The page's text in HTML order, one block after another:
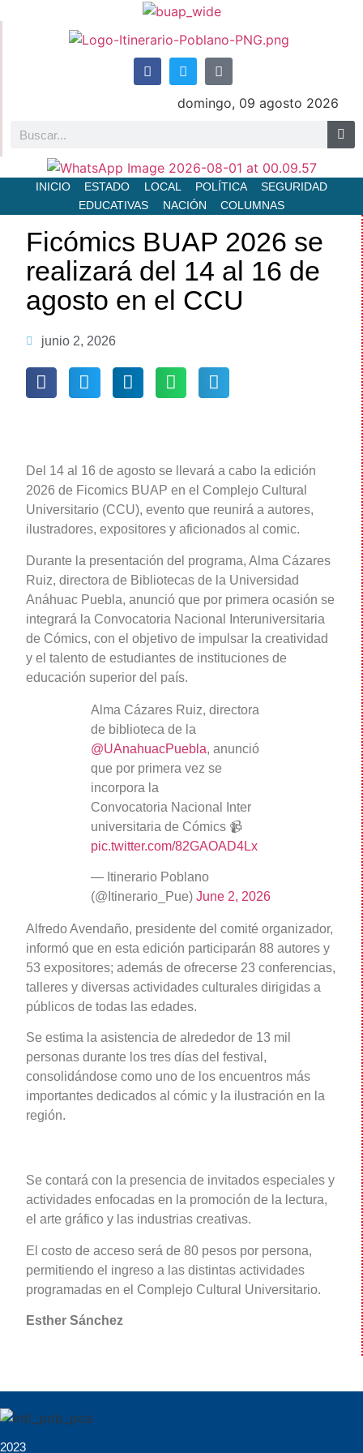
domingo, 09 agosto 2026
INICIO ESTADO LOCAL POLÍTICA
SEGURIDAD
EDUCATIVAS
NACIÓN COLUMNAS
Ficómics BUAP 2026 se
realizará del 14 al 16 de
agosto en el CCU
junio 2, 2026
Del 14 al 16 de agosto se llevará a cabo la edición
2026 de Ficomics BUAP en el Complejo Cultural
Universitario (CCU), evento que reunirá a autores,
ilustradores, expositores y aficionados al comic.
Durante la presentación del programa, Alma Cázares
Ruiz, directora de Bibliotecas de la Universidad
Anáhuac Puebla, anunció que por primera ocasión se
integrará la Convocatoria Nacional Interuniversitaria
de Cómics, con el objetivo de impulsar la creatividad
y el talento de estudiantes de instituciones de
educación superior del país.
Alma Cázares Ruiz, directora
de biblioteca de la
@UAnahuacPuebla, anunció
que por primera vez se
incorpora la
Convocatoria Nacional Inter
universitaria de Cómics 📹
pic.twitter.com/82GAOAD4Lx
— Itinerario Poblano
(@Itinerario_Pue) June 2, 2026
Alfredo Avendaño, presidente del comité organizador,
informó que en esta edición participarán 88 autores y
53 expositores; además de ofrecerse 23 conferencias,
talleres y diversas actividades culturales dirigidas a
públicos de todas las edades.
Se estima la asistencia de alrededor de 13 mil
personas durante los tres días del festival,
consolidándose como uno de los encuentros más
importantes dedicados al cómic y la ilustración en la
región.
Se contará con la presencia de invitados especiales y
actividades enfocadas en la promoción de la lectura,
el arte gráfico y las industrias creativas.
El costo de acceso será de 80 pesos por persona,
permitiendo el ingreso a las distintas actividades
programadas en el Complejo Cultural Universitario.
Esther Sánchez
2023